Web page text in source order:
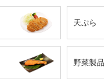
天ぷら
野菜製品